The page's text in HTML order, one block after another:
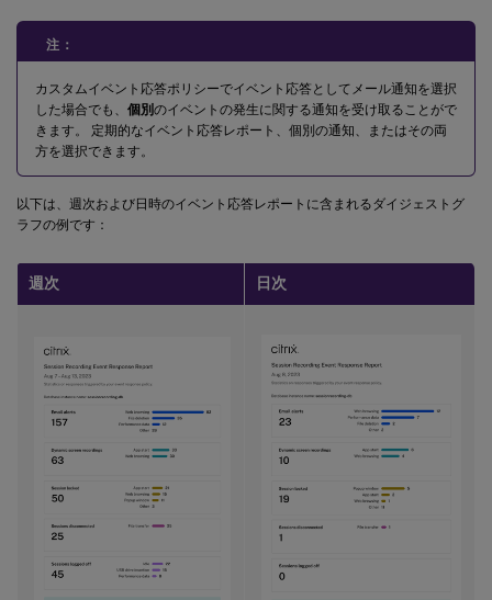
注：
カスタムイベント応答ポリシーでイベント応答としてメール通知を選択
した場合でも、 個別のイベントの発生に関する通知を受け取ることがで
きます。 定期的なイベント応答レポート、個別の通知、またはその両
方を選択できます。
以下は、週次および日時のイベント応答レポートに含まれるダイジェストグ
ラフの例です：
週次 日次